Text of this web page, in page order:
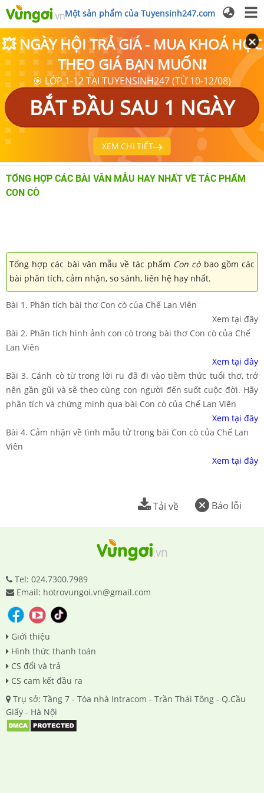
Một sản phẩm của Tuyensinh247.com
💥 NGÀY HỘI TRẢ GIÁ - MUA KHOÁ HỌC
THEO GIÁ BẠN MUỐN❗
🎯 LỚP 1-12 TẠI TUYENSINH247 (TỪ 10-12/08)
BẮT ĐẦU SAU 1 NGÀY
XEM CHI TIẾT
TỔNG HỢP CÁC BÀI VĂN MẪU HAY NHẤT VỀ TÁC PHẨM
CON CÒ
Tổng hợp các bài văn mẫu về tác phẩm Con còbao gồm các
bài phân tích, cảm nhận, so sánh, liên hệ hay nhất.
Bài 1. Phân tích bài thơ Con cò của Chế Lan Viên
Xem tại đây
Bài 2. Phân tích hình ảnh con cò trong bài thơ Con cò của Chế
Lan Viên
Xem tại đây
Bài 3. Cánh cò từ trong lời ru đã đi vào tiềm thức tuổi thơ, trở
nên gần gũi và sẽ theo cùng con người đến suốt cuộc đời. Hãy
phân tích và chứng minh qua bài Con cò của Chế Lan Viên
Xem tại đây
Bài 4. Cảm nhận về tình mẫu tử trong bài Con cò của Chế Lan
Viên
Xem tại đây
Báo lỗi
Tải về
Tel: 024.7300.7989
Email: hotrovungoi.vn@gmail.com
Giới thiệu
Hình thức thanh toán
CS đổi và trả
CS cam kết đầu ra
Trụ sở: Tầng 7 - Tòa nhà Intracom - Trần Thái Tông - Q.Cầu
Giấy - Hà Nội